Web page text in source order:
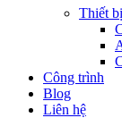
Thiết
Công trình
Blog
Liên hệ